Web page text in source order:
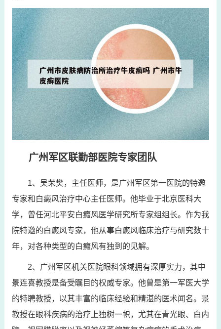
广州军区联勤部医院专家团队
1、吴荣樊，主任医师，是广州军区第一医院的特邀
专家和白癜风治疗中心主任医师。他毕业于北京医科大
学，曾任河北平安白癜风医学研究所专家组组长。作为我
院特邀的白癜风专家，他从事白癜风临床治疗与研究数十
年，对各种类型的白癜风有独到的见解。
2、广州军区机关医院眼科领域拥有深厚实力，其中
景连喜教授是备受瞩目的权威专家。他曾是第一军医大学
的特聘教授，以其丰富的临床经验和精湛的医术闻名。景
教授在眼科疾病的治疗上独树一帜，尤其在青光眼、白内